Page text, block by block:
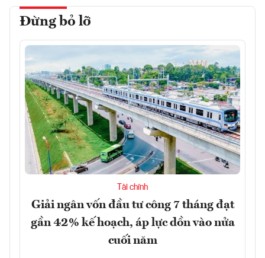
Đừng bỏ lỡ
Tài chính
Giải ngân vốn đầu tư công 7 tháng đạt
gần 42% kế hoạch, áp lực dồn vào nửa
cuối năm